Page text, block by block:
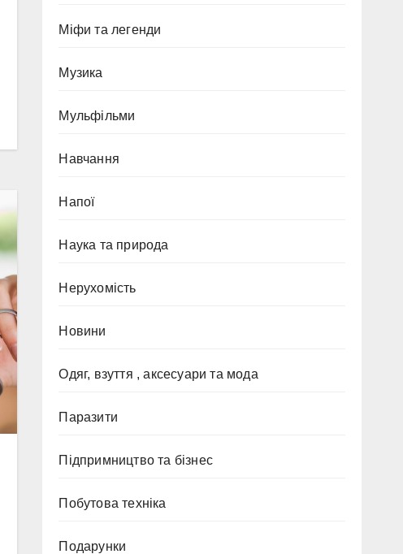
Міфи та легенди
Музика
Мульфільми
Навчання
Напої
Наука та природа
Нерухомість
Новини
Одяг, взуття , аксесуари та мода
Паразити
Підпримництво та бізнес
Побутова техніка
Подарунки